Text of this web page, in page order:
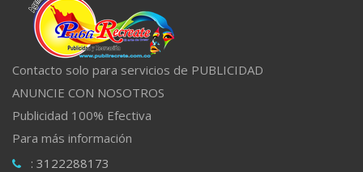
Contacto solo para servicios de PUBLICIDAD
ANUNCIE CON NOSOTROS
Publicidad 100% Efectiva
Para más información
: 3122288173